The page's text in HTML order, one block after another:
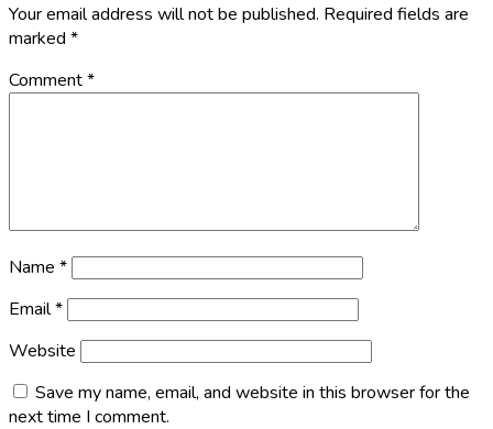
Your email address will not be published. Required fields are
marked *
Comment*
Name *
Email*
Website
Save my name, email, and website in this browser for the
next time I comment.